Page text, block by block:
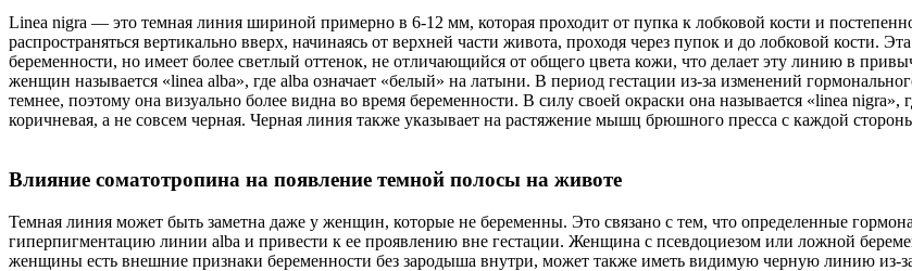
Linea nigra — это темная линия шириной примерно в 6-12 мм, которая проходит от пупка к лобковой кости и
распространяться вертикально вверх, начинаясь от верхней части живота, проходя через пупок и до лобковой кости.
беременности, но имеет более светлый оттенок, не отличающийся от общего цвета кожи, что делает эту линию в
женщин называется «linea alba», где alba означает «белый» на латыни. В период гестации из-за изменений
темнее, поэтому она визуально более видна во время беременности. В силу своей окраски она называется «linea
коричневая, а не совсем черная. Черная линия также указывает на растяжение мышц брюшного пресса с каждой
Влияние соматотропина на появление темной полосы на животе
Темная линия может быть заметна даже у женщин, которые не беременны. Это связано с тем, что определенные
гиперпигментацию линии alba и привести к ее проявлению вне гестации. Женщина с псевдоциезом или ложной
женщины есть внешние признаки беременности без зародыша внутри, может также иметь видимую черную линию из-